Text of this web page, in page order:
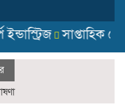
সাপ্তাহিক